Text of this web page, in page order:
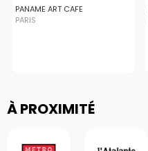
PANAME ART CAFE
PARIS
À PROXIMITÉ